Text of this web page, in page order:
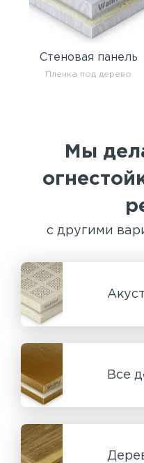
Стеновая панель
Пленка под дерево
Мы
с другими
Все